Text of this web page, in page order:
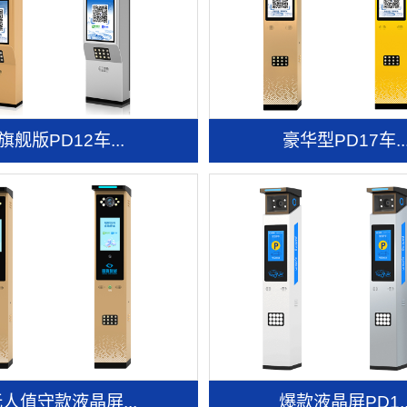
舰版PD12车... 豪华型PD17车
值守款液晶屏... 爆款液晶屏